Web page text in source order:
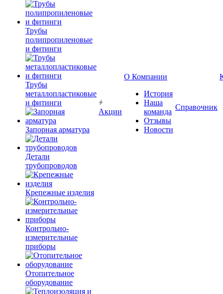
Трубы
полипропиленовые
и фитинги
Трубы
металлопластиковые
и фитинги
Запорная арматура
Детали
трубопроводов
Крепежные изделия
Контрольно-
измерительные
приборы
Отопительное
оборудование
Акции
О Компании
История
Наша
команда
Отзывы
Новости
Справочник